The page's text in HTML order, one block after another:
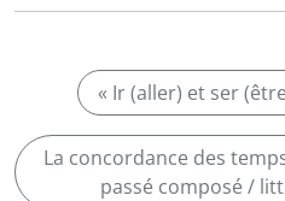
« Ir (aller) et ser
La concordance des
passé composé /